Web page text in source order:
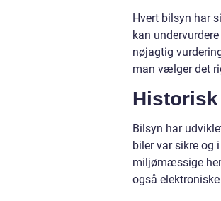
Hvert bilsyn har
kan
nøjagtig
man vælger det
Bilsyn har
biler var sikre og
miljømæssige
også